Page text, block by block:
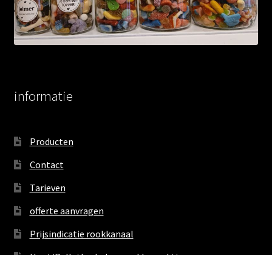
informatie
Producten
Contact
Tarieven
offerte aanvragen
Prijsindicatie rookkanaal